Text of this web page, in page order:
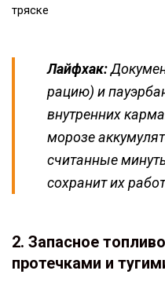
тряске
Лайфхак:
рацию) и
внутренних
морозе
считанные
сохранит их
2. Запасное
протечками и